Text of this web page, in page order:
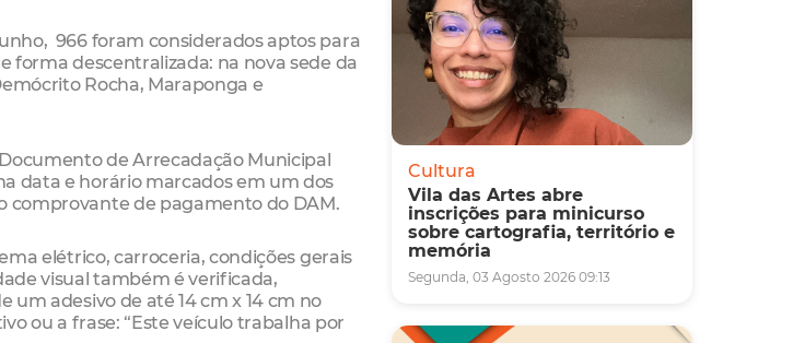
966 foram considerados aptos para
forma descentralizada: na nova sede da
Rocha, Maraponga e
de Arrecadação Municipal
data e horário marcados em um dos
comprovante de pagamento do DAM.
elétrico, carroceria, condições gerais
visual também é verificada,
um adesivo de até 14 cm x 14 cm no
ou a frase: “Este veículo trabalha por
Cultura
Vila das Artes abre
inscrições para minicurso
sobre cartografia, território e
memória
Segunda, 03 Agosto 2026 09:13